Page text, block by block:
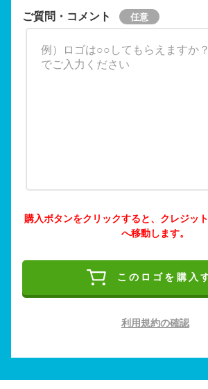
ご質問・コメント
購入ボタンをクリックすると、クレジッ
へ移動します。
このロゴを購入
利用規約の確認